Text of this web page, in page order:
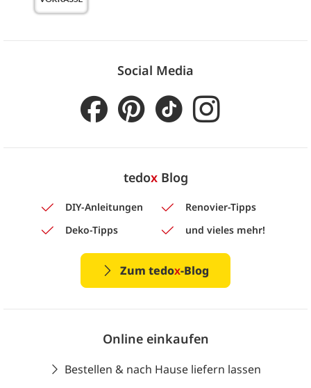
Social Media
tedoxBlog
DIY-Anleitungen
Renovier-Tipps
Deko-Tipps
und vieles mehr!
Zum tedox-Blog
Online einkaufen
Bestellen & nach Hause liefern lassen